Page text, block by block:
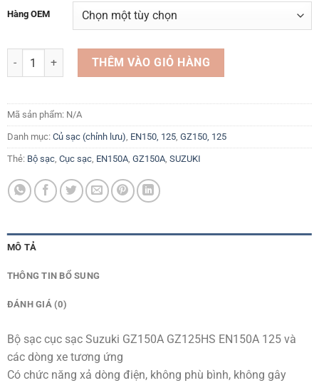
Hàng OEM
Bộ sạc cục sạc Suzuki GZ150A GZ125HS EN150A 125 và các dòng
THÊM VÀO GIỎ HÀNG
Mã sản phẩm: N/A
Danh mục: Củ sạc (chỉnh lưu), EN150, 125, GZ150, 125
Thẻ: Bộ sạc, Cục sạc, EN150A, GZ150A, SUZUKI
MÔ TẢ
THÔNG TIN BỔ SUNG
ĐÁNH GIÁ (0)
Bộ sạc cục sạc Suzuki GZ150A GZ125HS EN150A 125 và
các dòng xe tương ứng
Có chức năng xả dòng điện, không phù bình, không gây